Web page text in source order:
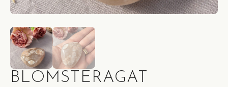
BLOMSTERAGAT